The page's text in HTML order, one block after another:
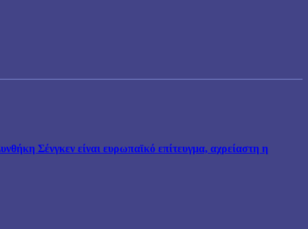
Σένγκεν είναι ευρωπαϊκό επίτευγμα, αχρείαστη η